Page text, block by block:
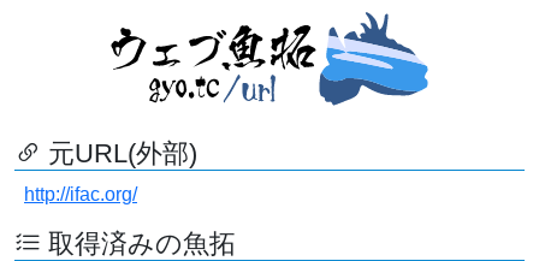
元URL(外部)
http://ifac.org/
取得済みの魚拓